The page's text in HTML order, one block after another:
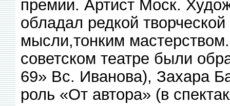
премии. Артист Моск.
обладал редкой
мысли,тонким
советском театре были
69» Вс. Иванова), Захара
роль «От автора» (в